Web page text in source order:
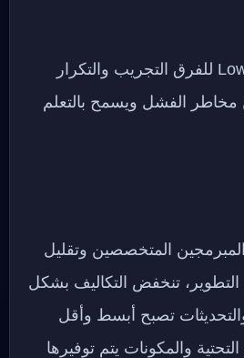
تتيح Low-code/No-code للفرق التجريب والتكرار
الفشل ويسمح بالتعلم
المتخصصين وتقليل
تنخفض التكاليف بشكل
تصبح أبسط وأقل
والمكونات يتم توفيرها